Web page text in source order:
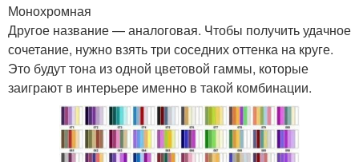
Монохромная
Другое название — аналоговая. Чтобы получить удачное
сочетание, нужно взять три соседних оттенка на круге.
Это будут тона из одной цветовой гаммы, которые
заиграют в интерьере именно в такой комбинации.